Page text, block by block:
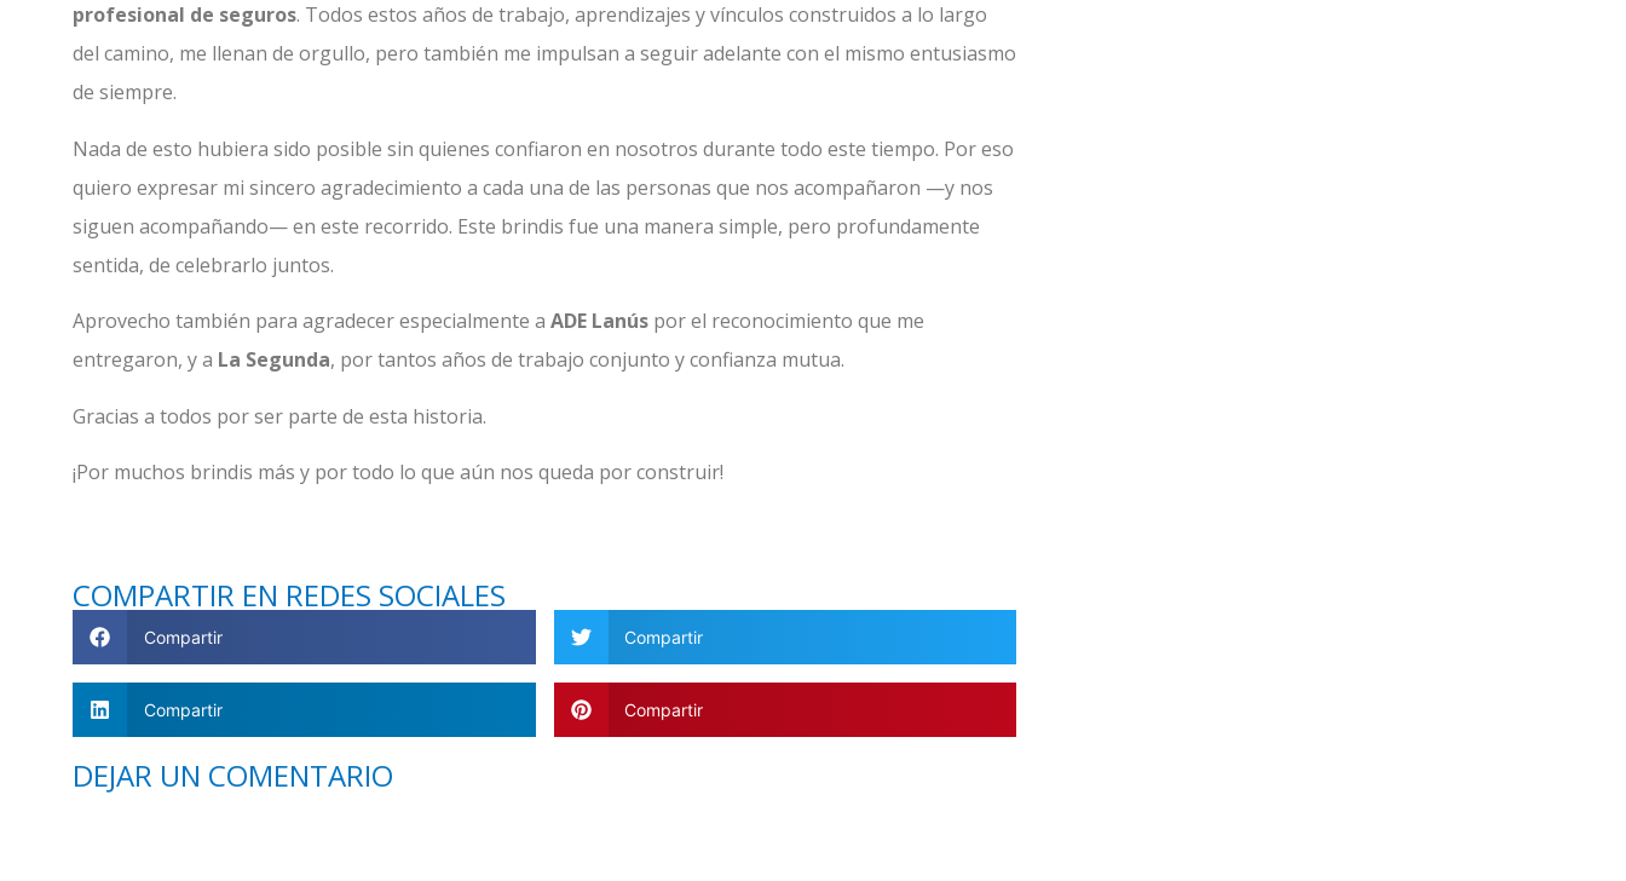
profesional de seguros. Todos estos años de trabajo, aprendizajes y vínculos construidos a lo largo
del camino, me llenan de orgullo, pero también me impulsan a seguir adelante con el mismo entusiasmo
de siempre.
Nada de esto hubiera sido posible sin quienes confiaron en nosotros durante todo este tiempo. Por eso
quiero expresar mi sincero agradecimiento a cada una de las personas que nos acompañaron —y nos
siguen acompañando— en este recorrido. Este brindis fue una manera simple, pero profundamente
sentida, de celebrarlo juntos.
Aprovecho también para agradecer especialmente a ADE Lanús por el reconocimiento que me
entregaron, y a La Segunda, por tantos años de trabajo conjunto y confianza mutua.
Gracias a todos por ser parte de esta historia.
¡Por muchos brindis más y por todo lo que aún nos queda por construir!
COMPARTIR EN REDES SOCIALES
Compartir Compartir
Compartir Compartir
DEJAR UN COMENTARIO